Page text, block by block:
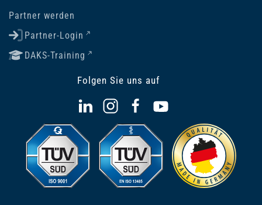
Partner werden
Partner-Login
DAKS-Training
Folgen Sie uns auf